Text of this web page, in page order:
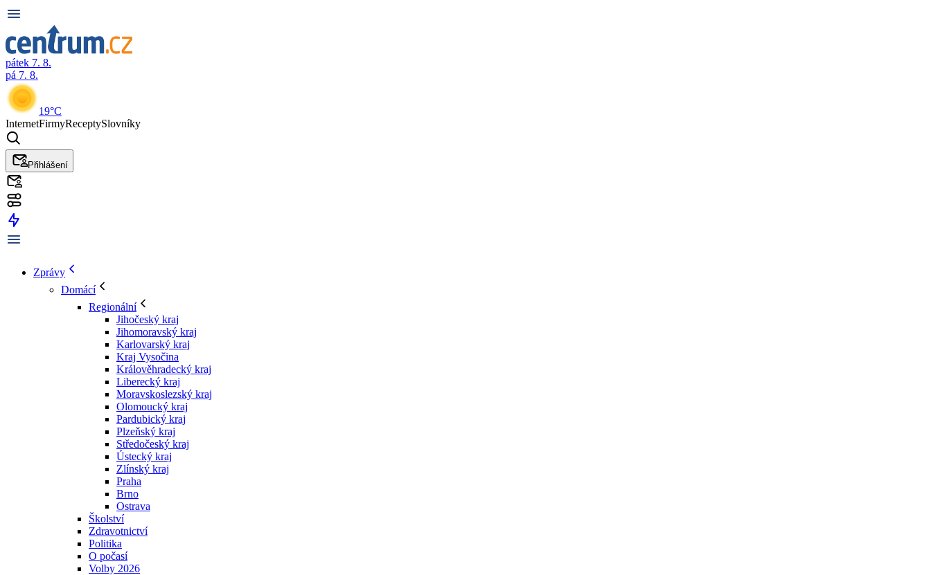
pátek 7. 8.
pá 7. 8.
19°C
InternetFirmyReceptySlovníky
Přihlášení
Zprávy
Domácí
Regionální
Jihočeský kraj
Jihomoravský kraj
Karlovarský kraj
Kraj Vysočina
Králověhradecký kraj
Liberecký kraj
Moravskoslezský kraj
Olomoucký kraj
Pardubický kraj
Plzeňský kraj
Středočeský kraj
Ústecký kraj
Zlínský kraj
Praha
Brno
Ostrava
Školství
Zdravotnictví
Politika
O počasí
Volby 2026